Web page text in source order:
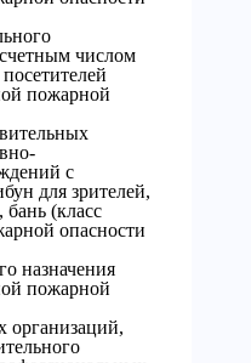
числом
пожарной
с
для зрителей,
(класс
опасности
назначения
пожарной
организаций,